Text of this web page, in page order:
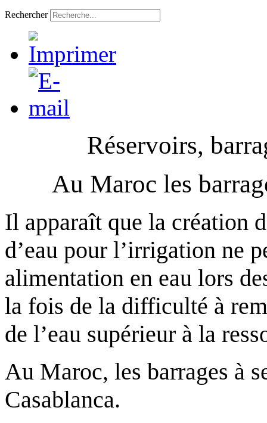
Rechercher
Réservoirs,
Au Maroc les
Il apparaît que la création
d’eau pour l’irrigation ne
alimentation en eau lors
la fois de la difficulté à
de l’eau supérieur à la
Au Maroc, les barrages à
Casablanca.